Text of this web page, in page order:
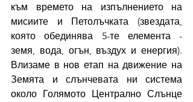
към времето на изпълнението на
мисиите и Петолъчката (звездата,
която обединява 5-те елемента -
земя, вода, огън, въздух и енергия).
Влизаме в нов етап на движение на
Земята и слънчевата ни система
около Голямото Централно Слънце